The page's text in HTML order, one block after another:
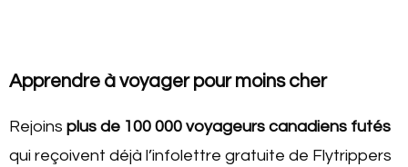
Apprendre à voyager pour moins cher
Rejoins plus de 100 000 voyageurs canadiens futés
qui reçoivent déjà l’infolettre gratuite de Flytrippers